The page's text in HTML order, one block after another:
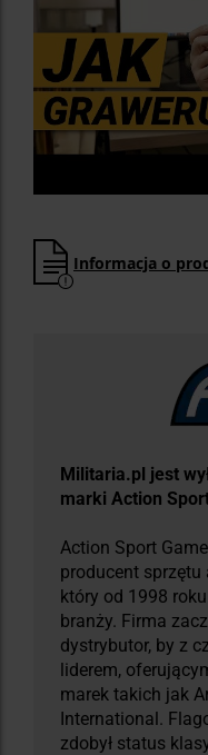
Informacja o
Militaria.pl jest
marki Action
Action Sport
producent
który od 1998
branży. Firma
dystrybutor, by z
liderem,
marek takich jak
International.
zdobył status